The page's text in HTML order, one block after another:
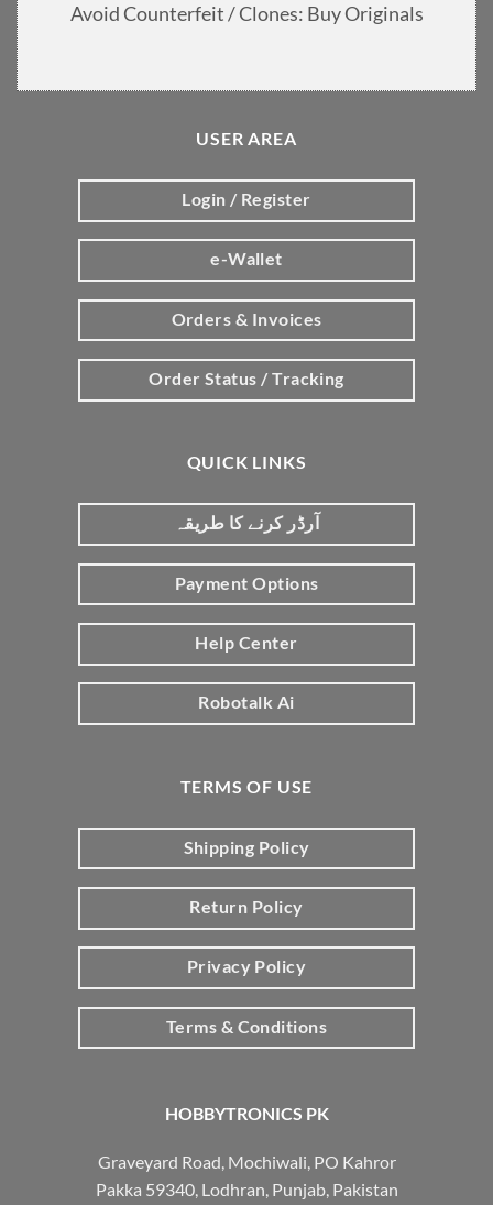
Avoid Counterfeit / Clones: Buy Originals
HOBBYTRONICS PK
Graveyard Road, Mochiwali, PO Kahror
Pakka 59340, Lodhran, Punjab, Pakistan
USER AREA
Login / Register
e-Wallet
Orders & Invoices
Order Status / Tracking
QUICK LINKS
آرڈر کرنے کا طریقہ
Payment Options
Help Center
Robotalk Ai
TERMS OF USE
Shipping Policy
Return Policy
Privacy Policy
Terms & Conditions